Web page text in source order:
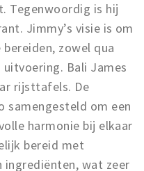
Tegenwoordig is hij
Jimmy’s visie is om
zowel qua
Bali James
rijsttafels. De
samengesteld om een
harmonie bij elkaar
bereid met
ingrediënten, wat zeer